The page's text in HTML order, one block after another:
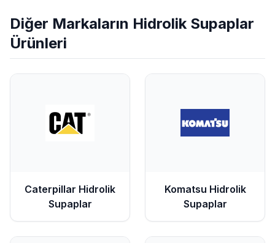
Diğer Markaların Hidrolik Supaplar
Ürünleri
Caterpillar Hidrolik
Supaplar
Komatsu Hidrolik
Supaplar